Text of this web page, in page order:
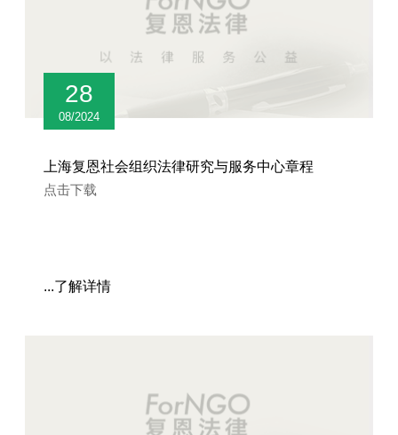
28
08/2024
上海复恩社会组织法律研究与服务中心章程
点击下载
...了解详情